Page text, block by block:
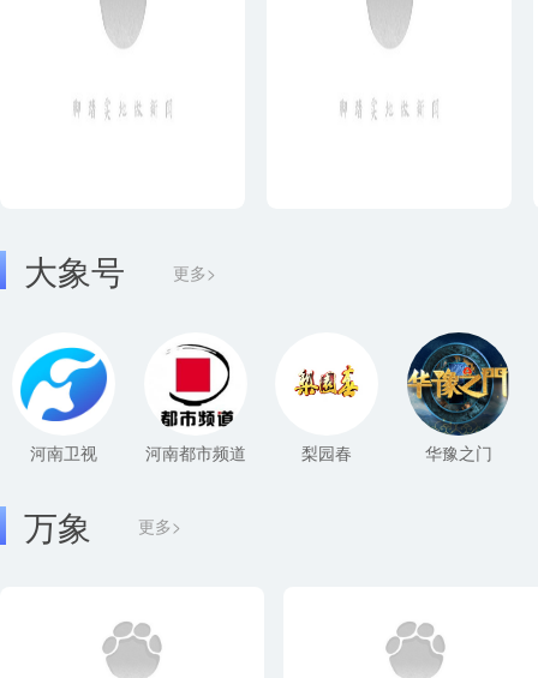
大象号 更多>
河南卫视 河南都市频道 梨园春 华豫之门
更多>
万象